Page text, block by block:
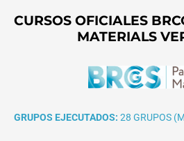
CURSOS OFICIALES
MATERIALS
GRUPOS EJECUTADOS: 28 GRUPOS